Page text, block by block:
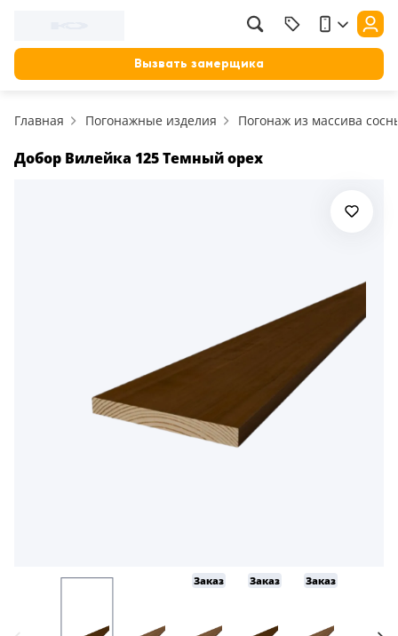
Вызвать замерщика
Главная Погонажные изделия Погонаж из массива
Добор Вилейка 125 Темный орех
Заказ Заказ Заказ